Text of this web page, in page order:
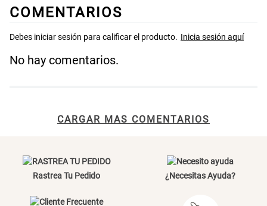
COMENTARIOS
No hay comentarios.
CARGAR MAS COMENTARIOS
Rastrea Tu Pedido ¿Necesitas Ayuda?
S/ 169.00
15,7x22,2x33,3 cm